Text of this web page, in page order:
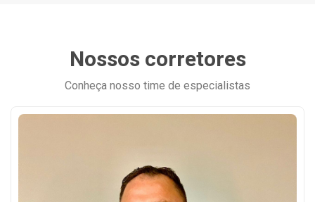
Nossos corretores
Conheça nosso time de especialistas